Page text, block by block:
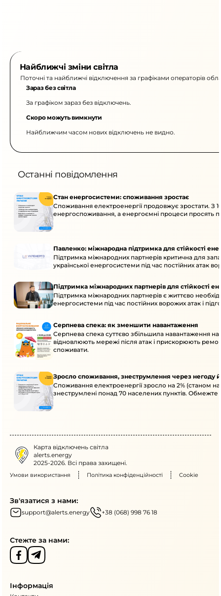
Найближчі зміни світла
Поточні та найближчі відключення за графіками операторів
Зараз без світла
За графіком зараз без відключень.
Скоро можуть вимкнути
Найближчим часом нових відключень не видно.
Останні повідомлення
Стан енергосистеми: споживання зростає
Споживання електроенергії продовжує зростати. З
енергоспоживання, а енергоємні процеси просять
Павленко: міжнародна підтримка для стійкості
Підтримка міжнародних партнерів критична для
української енергосистеми під час постійних атак
Підтримка міжнародних партнерів для стійкості
Підтримка міжнародних партнерів є життєво
енергосистеми під час постійних ворожих атак і
Серпнева спека: як зменшити навантаження
Серпнева спека суттєво збільшила навантаження
відновлюють мережі після атак і прискорюють
споживати.
Зросло споживання, знеструмлення через негоду
Споживання електроенергії зросло на 2% (станом
знеструмлені понад 70 населених пунктів.
Карта відключень світла
alerts.energy
2025-2026. Всі права захищені.
Умови використання Політика конфіденційності Cookie
Зв'язатися з нами:
support@alerts.energy +38 (068) 998 76 18
Стежте за нами:
Інформація